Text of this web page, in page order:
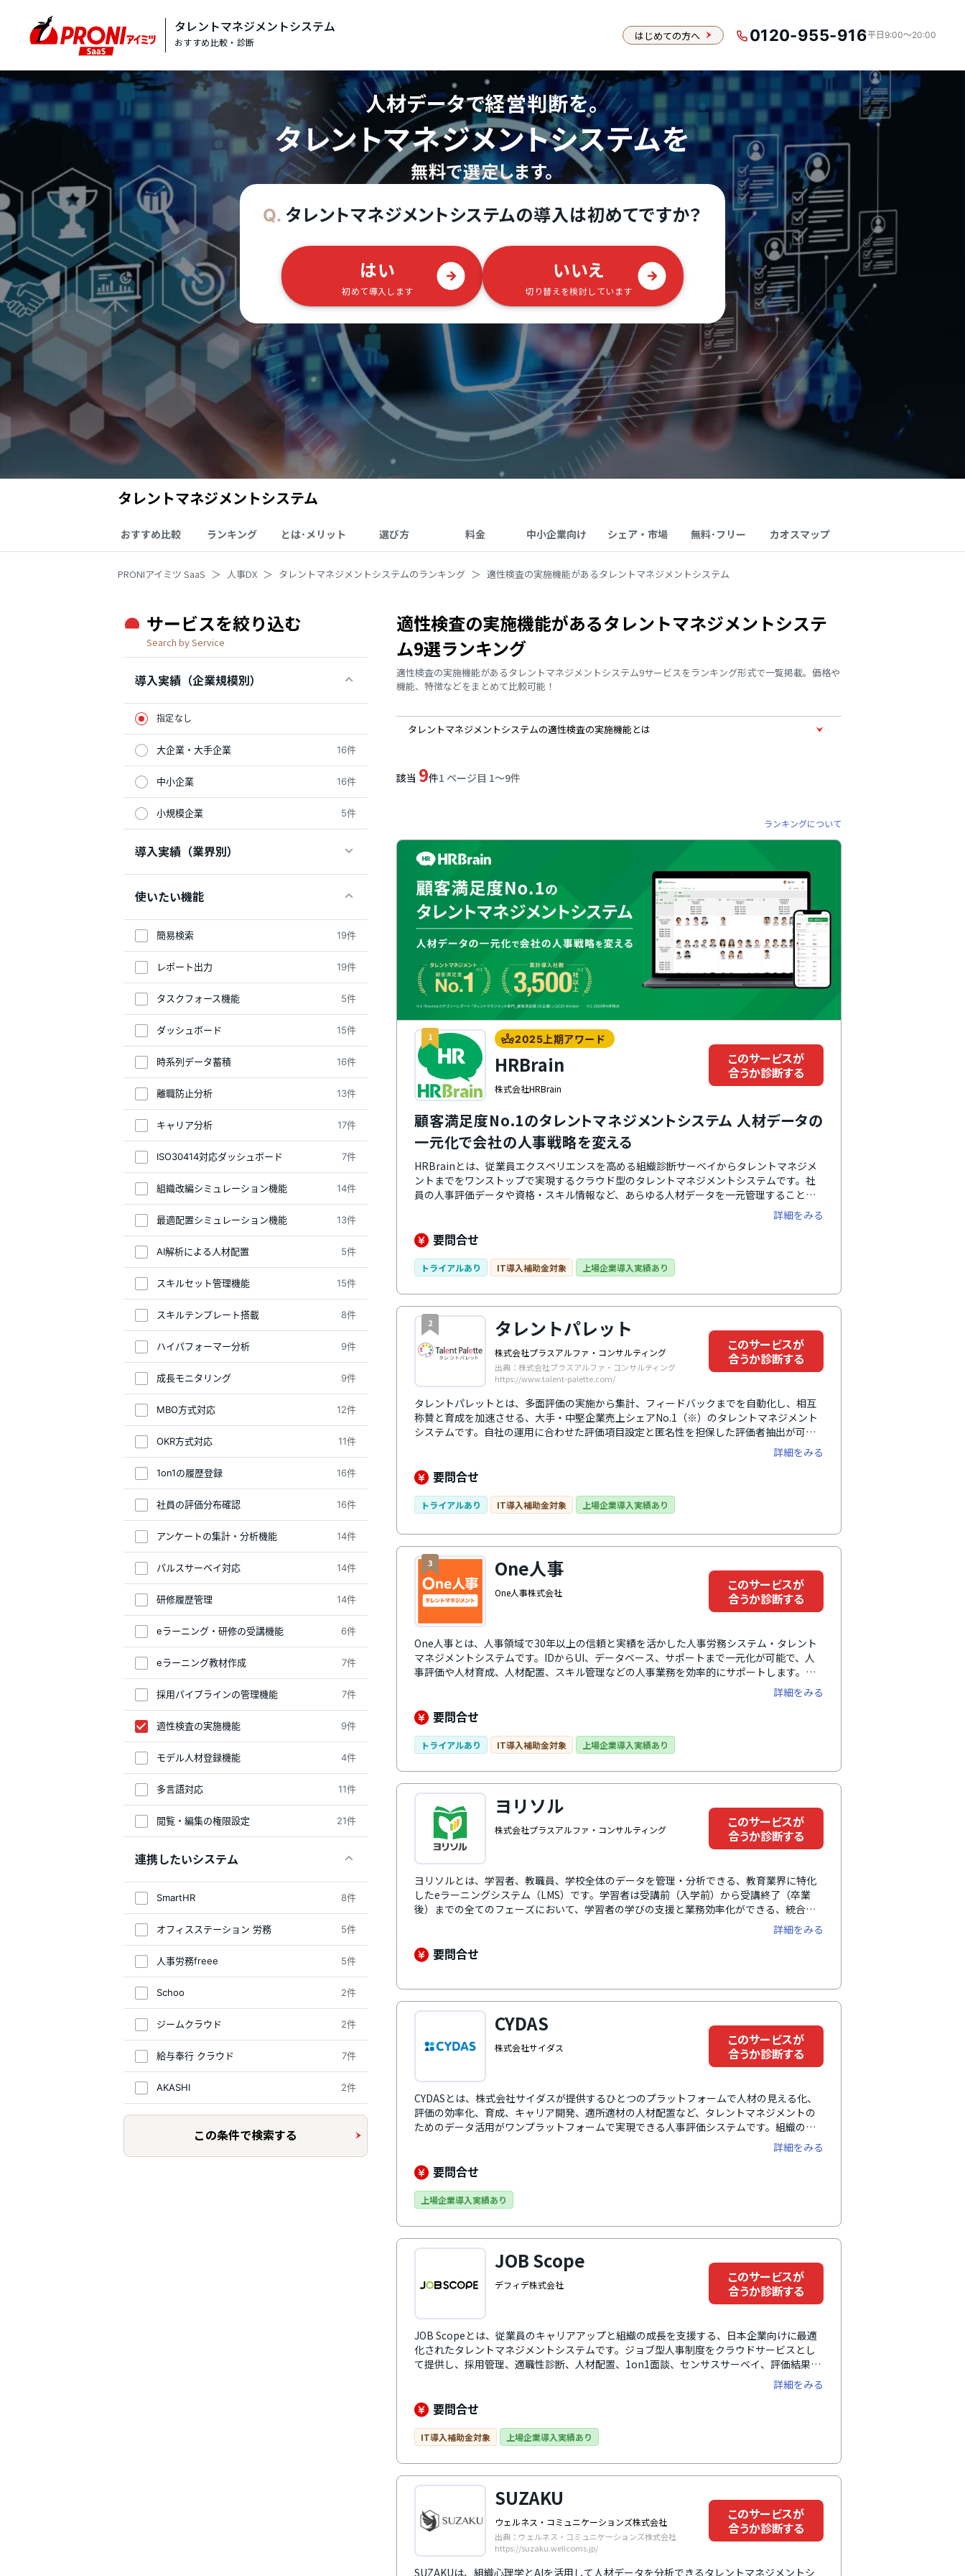
タレントマネジメントシステム
おすすめ比較・診断 はじめての方へ 0120-955-916平日9:00〜20:00
人材データで経営判断を。
タレントマネジメントシステムを
無料で選定します。
Q. タレントマネジメントシステムの導入は初めてですか？
はい
初めて導入します
いいえ
切り替えを検討しています
タレントマネジメントシステム
おすすめ比較 ランキング とは･メリット 選び方 料金 中小企業向け シェア・市場 無料･フリー カオスマップ
PRONIアイミツ SaaS 人事DX タレントマネジメントシステムのランキング 適性検査の実施機能があるタレントマネジメントシステム
サービスを絞り込む
Search by Service
導入実績（企業規模別）
指定なし
大企業・大手企業 16件
中小企業 16件
小規模企業 5件
導入実績（業界別）
使いたい機能
簡易検索 19件
レポート出力 19件
タスクフォース機能 5件
ダッシュボード 15件
時系列データ蓄積 16件
離職防止分析 13件
キャリア分析 17件
ISO30414対応ダッシュボード 7件
組織改編シミュレーション機能 14件
最適配置シミュレーション機能 13件
AI解析による人材配置 5件
スキルセット管理機能 15件
スキルテンプレート搭載 8件
ハイパフォーマー分析 9件
成長モニタリング 9件
MBO方式対応 12件
OKR方式対応 11件
1on1の履歴登録 16件
社員の評価分布確認 16件
アンケートの集計・分析機能 14件
パルスサーベイ対応 14件
研修履歴管理 14件
eラーニング・研修の受講機能 6件
eラーニング教材作成 7件
採用パイプラインの管理機能 7件
適性検査の実施機能 9件
モデル人材登録機能 4件
多言語対応 11件
閲覧・編集の権限設定 21件
連携したいシステム
SmartHR 8件
オフィスステーション 労務 5件
人事労務freee 5件
Schoo 2件
ジームクラウド 2件
給与奉行 クラウド 7件
AKASHI 2件
この条件で検索する
適性検査の実施機能があるタレントマネジメントシステ
ム9選ランキング
適性検査の実施機能があるタレントマネジメントシステム9サービスをランキング形式で一覧掲載。価格や
機能、特徴などをまとめて比較可能！
タレントマネジメントシステムの適性検査の実施機能とは
該当 9件1 ページ目 1〜9件
ランキングについて
1 2025上期アワード
HRBrain
株式会社HRBrain
このサービスが
合うか診断する
顧客満足度No.1のタレントマネジメントシステム 人材データの
一元化で会社の人事戦略を変える
HRBrainとは、従業員エクスペリエンスを高める組織診断サーベイからタレントマネジメ
ントまでをワンストップで実現するクラウド型のタレントマネジメントシステムです。社
員の人事評価データや資格・スキル情報など、あらゆる人材データを一元管理すること
で、業務の効率化やデータ分析・活用が可能になります。UI・UXがわかりやすく直感的に
操作できるので、誰でも簡単に使えるのが特徴。サポート体制も手厚く、企業ごとに専任
のカスタマーサクセス担当者がつき、導入時の初期設定から導入後の運用までサポートし
ます。タレントマネジメントや人事評価制度構築における課題もスムーズに解決しながら
運用できます。料金プランは自社の状況に合わせて選択可能です。
詳細をみる
要問合せ
トライアルあり IT導入補助金対象 上場企業導入実績あり
2 タレントパレット
株式会社プラスアルファ・コンサルティング
出典：株式会社プラスアルファ・コンサルティング
https://www.talent-palette.com/
このサービスが
合うか診断する
タレントパレットとは、多面評価の実施から集計、フィードバックまでを自動化し、相互
称賛と育成を加速させる、大手・中堅企業売上シェアNo.1（※）のタレントマネジメント
システムです。自社の運用に合わせた評価項目設定と匿名性を担保した評価者抽出が可
能。結果は自動レポ―ト化され、スキルや適性検査などのデータと掛け合わせることで、
組織課題を深く分析できます。※「ITR Market View：人材管理市場2026」人材管理市
場：ベンダー別売上金額シェア（2024～2025年度予測）
詳細をみる
要問合せ
トライアルあり IT導入補助金対象 上場企業導入実績あり
3 One人事
One人事株式会社
このサービスが
合うか診断する
One人事とは、人事領域で30年以上の信頼と実績を活かした人事労務システム・タレント
マネジメントシステムです。IDからUI、データベース、サポートまで一元化が可能で、人
事評価や人材育成、人材配置、スキル管理などの人事業務を効率的にサポートします。
One人事シリーズは、乱立する人事労務のクラウドシステムを手間なく統合して、ワンス
トップで支えます。業種・エリア・規模を問わず、官公庁や国立大学法人をはじめとする
公共機関でも幅広く導入されています。
詳細をみる
要問合せ
トライアルあり IT導入補助金対象 上場企業導入実績あり
ヨリソル
株式会社プラスアルファ・コンサルティング
このサービスが
合うか診断する
ヨリソルとは、学習者、教職員、学校全体のデータを管理・分析できる、教育業界に特化
したeラーニングシステム（LMS）です。学習者は受講前（入学前）から受講終了（卒業
後）までの全てのフェーズにおいて、学習者の学びの支援と業務効率化ができる、統合型e
ラーニングシステムとして利用できます。通常のeラーニングシステム（LMS）としては、
出席・成績管理、掲示板・通知・アンケートなどのコミュニケーション機能、問題配信、
オンデマンド講座の管理機能を利用できます。タレントマネジメントシステムとしては、
学習者のスタディログと指導者の教育データを集計・分析するBI機能を搭載しています。
詳細をみる
要問合せ
CYDAS
株式会社サイダス
このサービスが
合うか診断する
CYDASとは、株式会社サイダスが提供するひとつのプラットフォームで人材の見える化、
評価の効率化、育成、キャリア開発、適所適材の人材配置など、タレントマネジメントの
ためのデータ活用がワンプラットフォームで実現できる人事評価システムです。組織の状
態を俯瞰できるダッシュボードでは、入退社の経年推移や雇用のバランス、離職率など、
人的資本の状態をロジカルに分析できます。人事・社員・管理職・経営者、全ての人が利
用しやすい画面で日々の業務の中で情報を入力、蓄積します。外部システムと柔軟な連携
ができるため、あらゆる人材情報を集約して活用が可能。データに基づく施策立案、意思
決定に貢献します。
詳細をみる
要問合せ
上場企業導入実績あり
JOB Scope
デフィデ株式会社
このサービスが
合うか診断する
JOB Scopeとは、従業員のキャリアアップと組織の成長を支援する、日本企業向けに最適
化されたタレントマネジメントシステムです。ジョブ型人事制度をクラウドサービスとし
て提供し、採用管理、適職性診断、人材配置、1on1面談、センサスサーベイ、評価結果と
賃金テーブルの連動、キャリアマネジメントなど幅広い機能を搭載しています。等級制
度・評価制度・報酬制度を基盤に、各機能が連動するタレントマネジメントサイクルを構
築し、社員の成長を継続的に支援します。さらに、人事制度改革のコンサルティングも提
供し、経営者の方針を全社員に浸透させ、企業文化として定着させます。
詳細をみる
要問合せ
IT導入補助金対象 上場企業導入実績あり
SUZAKU
ウェルネス・コミュニケーションズ株式会社
出典：ウェルネス・コミュニケーションズ株式会社
https://suzaku.wellcoms.jp/
このサービスが
合うか診断する
SUZAKUは、組織心理学とAIを活用して人材データを分析できるタレントマネジメントシ